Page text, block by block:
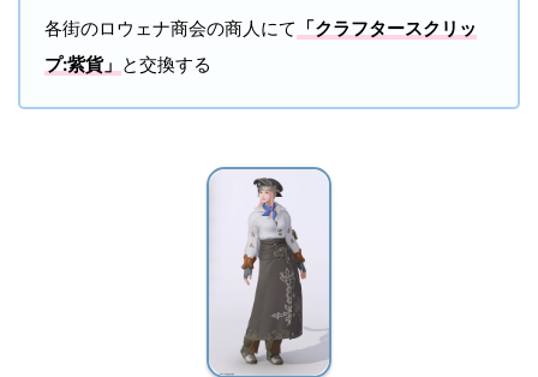
各街のロウェナ商会の商人にて 「クラフタースクリッ
プ:紫貨」 と交換する